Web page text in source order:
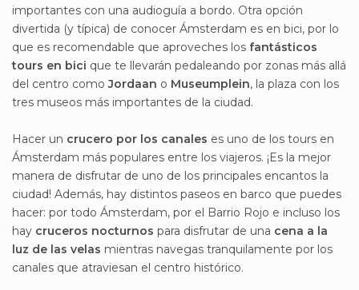
importantes con una audioguía a bordo. Otra opción
divertida (y típica) de conocer Ámsterdam es en bici, por lo
que es recomendable que aproveches los fantásticos
tours en bici que te llevarán pedaleando por zonas más allá
del centro comoJordaan o Museumplein, la plaza con los
tres museos más importantes de la ciudad.
Hacer un crucero por los canales es uno de los tours en
Ámsterdam más populares entre los viajeros. ¡Es la mejor
manera de disfrutar de uno de los principales encantos la
ciudad! Además, hay distintos paseos en barco que puedes
hacer: por todo Ámsterdam, por el Barrio Rojo e incluso los
hay cruceros nocturnos para disfrutar de una cena a la
luz de las velas mientras navegas tranquilamente por los
canales que atraviesan el centro histórico.